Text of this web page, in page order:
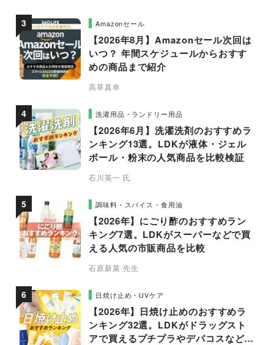
Amazonセール
【2026年8月】Amazonセール次回は
いつ？ 年間スケジュールからおすす
めの商品まで紹介
高草真幸
洗濯用品・ランドリー用品
【2026年6月】洗濯洗剤のおすすめラ
ンキング13選。LDKが液体・ジェル
ボール・粉末の人気商品を比較検証
石川英一 氏
調味料・スパイス・食用油
【2026年】にごり酢のおすすめラン
キング7選。LDKがスーパーなどで買
える人気の市販商品を比較
石原新菜 先生
日焼け止め・UVケア
【2026年】日焼け止めのおすすめラ
ンキング32選。LDKがドラッグスト
アで買えるプチプラやデパコスなどの